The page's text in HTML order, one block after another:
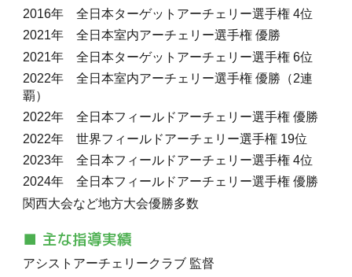
2016年 全日本ターゲットアーチェリー選手権 4位
2021年 全日本室内アーチェリー選手権 優勝
2021年 全日本ターゲットアーチェリー選手権6位
2022年 全日本室内アーチェリー選手権 優勝（2連
覇）
2022年 全日本フィールドアーチェリー選手権 優勝
2022年世界フィールドアーチェリー選手権 19位
2023年 全日本フィールドアーチェリー選手権4位
2024年 全日本フィールドアーチェリー選手権 優勝
関西大会など地方大会優勝多数
■ 主な指導実績
アシストアーチェリークラブ 監督